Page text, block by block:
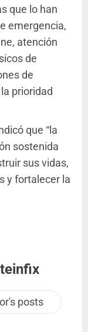
que lo han
emergencia,
atención
de
de
prioridad
que “la
sostenida
sus vidas,
y fortalecer la
posts